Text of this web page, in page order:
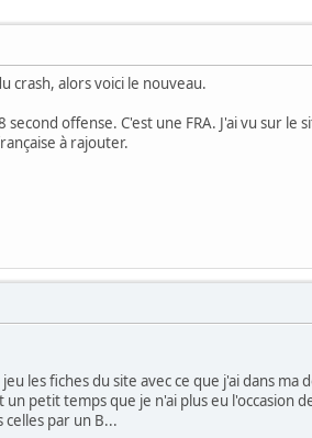
crash, alors voici le nouveau.
second offense. C'est une FRA. J'ai vu sur
à rajouter.
les fiches du site avec ce que j'ai dans
un petit temps que je n'ai plus eu
par un B...